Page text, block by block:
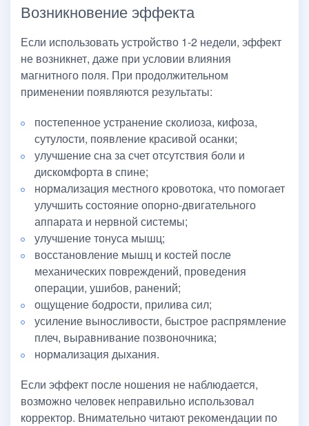
Возникновение эффекта
Если использовать устройство 1-2 недели, эффект
не возникнет, даже при условии влияния
магнитного поля. При продолжительном
применении появляются результаты:
постепенное устранение сколиоза, кифоза,
сутулости, появление красивой осанки;
улучшение сна за счет отсутствия боли и
дискомфорта в спине;
нормализация местного кровотока, что помогает
улучшить состояние опорно-двигательного
аппарата и нервной системы;
улучшение тонуса мышц;
восстановление мышц и костей после
механических повреждений, проведения
операции, ушибов, ранений;
ощущение бодрости, прилива сил;
усиление выносливости, быстрое распрямление
плеч, выравнивание позвоночника;
нормализация дыхания.
Если эффект после ношения не наблюдается,
возможно человек неправильно использовал
корректор. Внимательно читают рекомендации по